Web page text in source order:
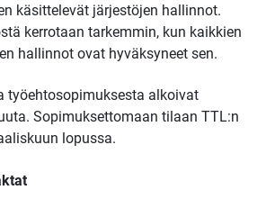
käsittelevät järjestöjen hallinnot.
kerrotaan tarkemmin, kun kaikkien
hallinnot ovat hyväksyneet sen.
työehtosopimuksesta alkoivat
Sopimuksettomaan tilaan TTL:n
lopussa.